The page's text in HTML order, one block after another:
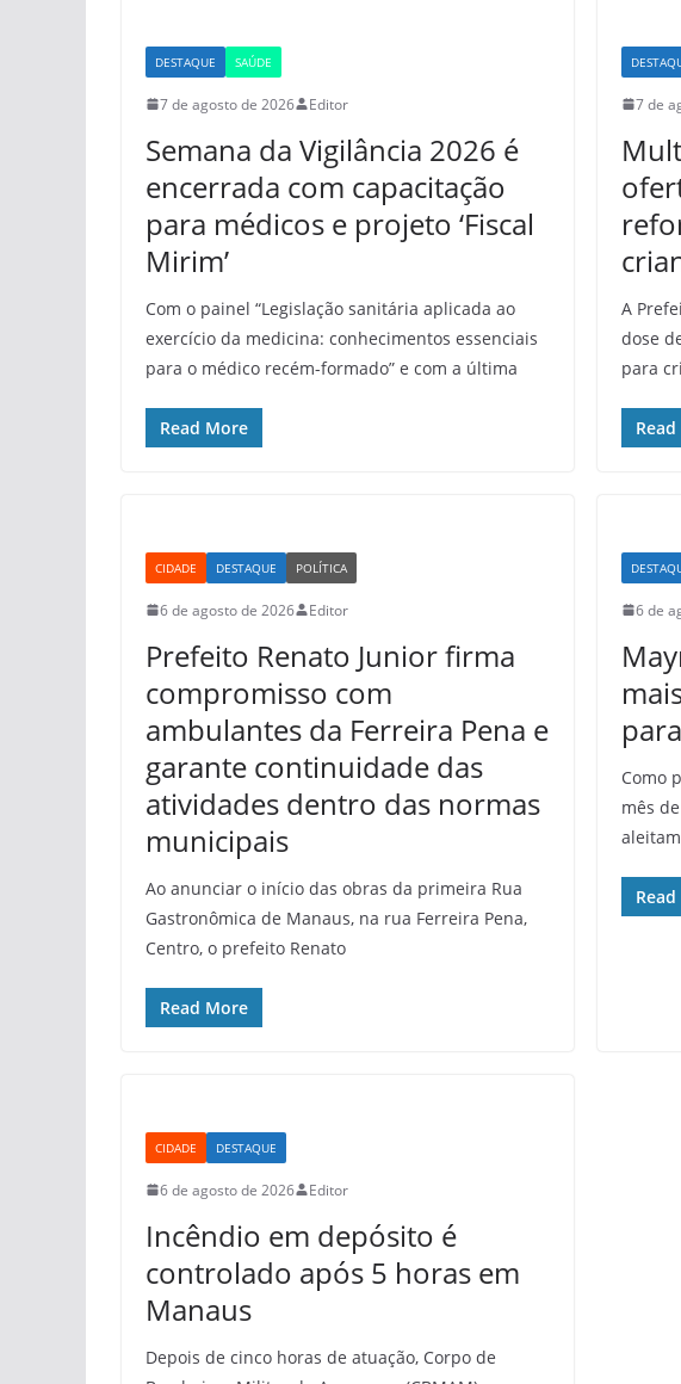
DESTAQUE SAÚDE
7 de agosto de 2026 Editor
Semana da Vigilância 2026 é
encerrada com capacitação
para médicos e projeto ‘Fiscal
Mirim’
Com o painel “Legislação sanitária aplicada ao
exercício da medicina: conhecimentos essenciais
para o médico recém-formado” e com a última
Read More
7 de
A
dose
para
CIDADE DESTAQUE POLÍTICA
6 de agosto de 2026 Editor
Prefeito Renato Junior firma
compromisso com
ambulantes da Ferreira Pena e
garante continuidade das
atividades dentro das normas
municipais
Ao anunciar o início das obras da primeira Rua
Gastronômica de Manaus, na rua Ferreira Pena,
Centro, o prefeito Renato
Read More
6 de
Como
mês
CIDADE DESTAQUE
6 de agosto de 2026 Editor
Incêndio em depósito é
controlado após 5 horas em
Manaus
Depois de cinco horas de atuação, Corpo de